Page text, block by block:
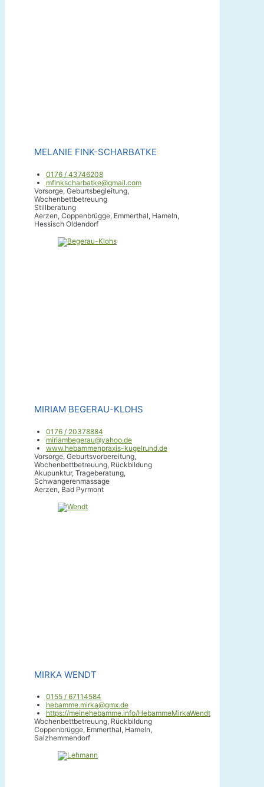
MELANIE FINK-SCHARBATKE
0176 / 43746208
mfinkscharbatke@gmail.com
Vorsorge, Geburtsbegleitung,
Wochenbettbetreuung
Stillberatung
Aerzen, Coppenbrügge, Emmerthal, Hameln,
Hessisch Oldendorf
MIRIAM BEGERAU-KLOHS
0176 / 20378884
miriambegerau@yahoo.de
www.hebammenpraxis-kugelrund.de
Vorsorge, Geburtsvorbereitung,
Wochenbettbetreuung, Rückbildung
Akupunktur, Trageberatung,
Schwangerenmassage
Aerzen, Bad Pyrmont
MIRKA WENDT
0155 / 67114584
hebamme.mirka@gmx.de
https://meinehebamme.info/HebammeMirkaWendt
Wochenbettbetreuung, Rückbildung
Coppenbrügge, Emmerthal, Hameln,
Salzhemmendorf